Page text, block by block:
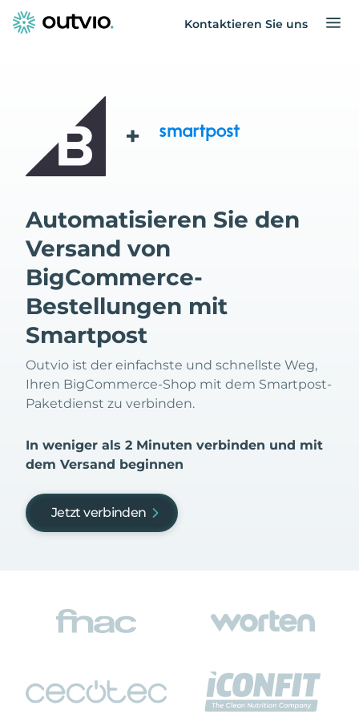
Kontaktieren Sie uns
+
Automatisieren Sie den
Versand von
BigCommerce-
Bestellungen mit
Smartpost
Outvio ist der einfachste und schnellste Weg,
Ihren BigCommerce-Shop mit dem Smartpost-
Paketdienst zu verbinden.
In weniger als 2 Minuten verbinden und mit
dem Versand beginnen
Jetzt verbinden